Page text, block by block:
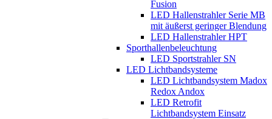
Fusion
LED Hallenstrahler Serie MB
mit äußerst geringer Blendung
LED Hallenstrahler HPT
Sporthallenbeleuchtung
LED Sportstrahler SN
LED Lichtbandsysteme
LED Lichtbandsystem Madox
Redox Andox
LED Retrofit
Lichtbandsystem Einsatz